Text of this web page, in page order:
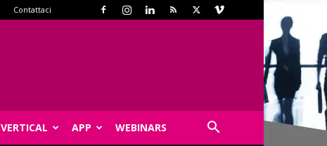
Contattaci
VERTICAL APP WEBINARS